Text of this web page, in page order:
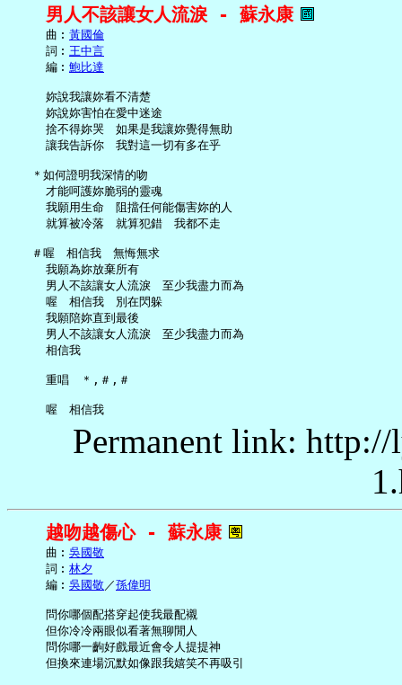
男人不該讓女人流淚 - 蘇永康
     曲︰
黃國倫
     詞︰
王中言
     編︰
鮑比達
     妳說我讓妳看不清楚
     妳說妳害怕在愛中迷途
     捨不得妳哭　如果是我讓妳覺得無助
     讓我告訴你　我對這一切有多在乎
   ＊如何證明我深情的吻
     才能呵護妳脆弱的靈魂
     我願用生命　阻擋任何能傷害妳的人
     就算被冷落　就算犯錯　我都不走
   ＃喔　相信我　無悔無求
     我願為妳放棄所有
     男人不該讓女人流淚　至少我盡力而為
     喔　相信我　別在閃躲
     我願陪妳直到最後
     男人不該讓女人流淚　至少我盡力而為
     相信我
     重唱　＊,＃,＃
Permanent link:
越吻越傷心 - 蘇永康
     曲︰
吳國敬
     詞︰
林夕
     編︰
吳國敬／孫偉明
     問你哪個配搭穿起使我最配襯
     但你冷冷兩眼似看著無聊閒人
     問你哪一齣好戲最近會令人提提神
     但換來連場沉默如像跟我嬉笑不再吸引